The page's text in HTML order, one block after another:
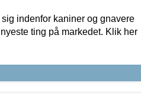
indenfor kaniner og gnavere
ting på markedet. Klik her